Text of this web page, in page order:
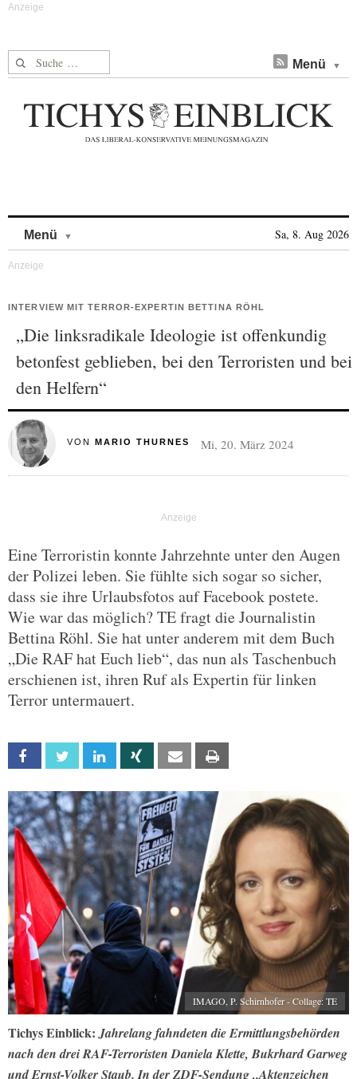
Suche nach: Menü
Menü Sa, 8. Aug 2026
INTERVIEW MIT TERROR-EXPERTIN BETTINA RÖHL
„Die linksradikale Ideologie ist offenkundig
betonfest geblieben, bei den Terroristen und bei
den Helfern“
VON MARIO THURNES Mi, 20. März 2024
Eine Terroristin konnte Jahrzehnte unter den Augen
der Polizei leben. Sie fühlte sich sogar so sicher,
dass sie ihre Urlaubsfotos auf Facebook postete.
Wie war das möglich? TE fragt die Journalistin
Bettina Röhl. Sie hat unter anderem mit dem Buch
„Die RAF hat Euch lieb“, das nun als Taschenbuch
erschienen ist, ihren Ruf als Expertin für linken
Terror untermauert.
Facebook Twitter Linkedin Xing Email
IMAGO, P. Schirnhofer - Collage: TE
Tichys Einblick:Jahrelang fahndeten die Ermittlungsbehörden
nach den drei RAF-Terroristen Daniela Klette, Bukrhard Garweg
und Ernst-Volker Staub. In der ZDF-Sendung „Aktenzeichen